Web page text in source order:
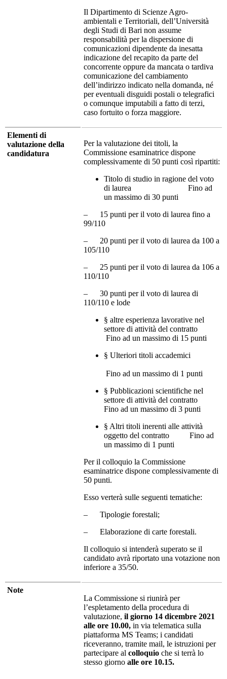
Il Dipartimento di Scienze Agro-
ambientali e Territoriali, dell’Università
degli Studi di Bari non assume
responsabilità per la dispersione di
comunicazioni dipendente da inesatta
indicazione del recapito da parte del
concorrente oppure da mancata o tardiva
comunicazione del cambiamento
dell’indirizzo indicato nella domanda, né
per eventuali disguidi postali o telegrafici
o comunque imputabili a fatto di terzi,
caso fortuito o forza maggiore.
Elementi di
valutazione della
candidatura
Per la valutazione dei titoli, la
Commissione esaminatrice dispone
complessivamente di 50 punti così ripartiti:
Titolo di studio in ragione del voto
di laurea Fino ad
un massimo di 30 punti
– 15 punti per il voto di laurea fino a
99/110
– 20 punti per il voto di laurea da 100 a
105/110
– 25 punti per il voto di laurea da 106 a
110/110
– 30 punti per il voto di laurea di
110/110 e lode
§ altre esperienza lavorative nel
settore di attività del contratto
Fino ad un massimo di 15 punti
§ Ulteriori titoli accademici
Fino ad un massimo di 1 punti
§ Pubblicazioni scientifiche nel
settore di attività del contratto
Fino ad un massimo di 3 punti
§ Altri titoli inerenti alle attività
oggetto del contratto Fino ad
un massimo di 1 punti
Per il colloquio la Commissione
esaminatrice dispone complessivamente di
50 punti.
Esso verterà sulle seguenti tematiche:
– Tipologie forestali;
– Elaborazione di carte forestali.
Il colloquio si intenderà superato se il
candidato avrà riportato una votazione non
inferiore a 35/50.
Note
La Commissione si riunirà per
l’espletamento della procedura di
valutazione, il giorno 14 dicembre 2021
alle ore 10.00, in via telematica sulla
piattaforma MS Teams; i candidati
riceveranno, tramite mail, le istruzioni per
partecipare al colloquio che si terrà lo
stesso giorno alle ore 10.15.